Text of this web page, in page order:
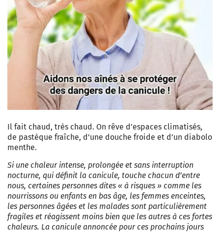
Il fait chaud, très chaud. On rêve d’espaces climatisés,
de pastèque fraîche, d’une douche froide et d’un diabolo
menthe.
Si une chaleur intense, prolongée et sans interruption
nocturne, qui définit la canicule, touche chacun d’entre
nous, certaines personnes dites « à risques » comme les
nourrissons ou enfants en bas âge, les femmes enceintes,
les personnes âgées et les malades sont particulièrement
fragiles et réagissent moins bien que les autres à ces fortes
chaleurs. La canicule annoncée pour ces prochains jours